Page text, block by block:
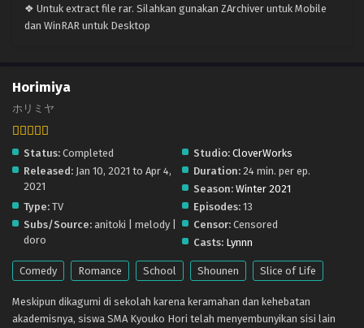
❖ Untuk extract file rar. Silahkan gunakan ZArchiver untuk Mobile
dan WinRAR untuk Desktop
Horimiya
ホリミヤ
Status: Completed Studio: CloverWorks
Released: Jan 10, 2021 to Apr 4,
2021
Duration: 24 min. per ep.
Season: Winter 2021
Type: TV Episodes: 13
Subs/Source: anitoki | melody |
doro
Censor: Censored
Casts: Lynnn
Comedy Romance School Shounen Slice of Life
Meskipun dikagumi di sekolah karena keramahan dan kehebatan
akademisnya, siswa SMA Kyouko Hori telah menyembunyikan sisi lain